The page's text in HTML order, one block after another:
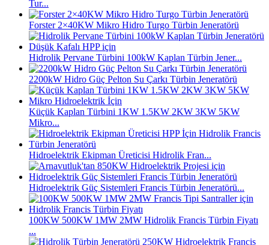
Tur...
Forster 2×40KW Mikro Hidro Turgo Türbin Jeneratörü
Hidrolik Pervane Türbini 100kW Kaplan Türbin Jener...
2200kW Hidro Güç Pelton Su Çarkı Türbin Jeneratörü
Küçük Kaplan Türbini 1KW 1.5KW 2KW 3KW 5KW
Mikro...
Hidroelektrik Ekipman Üreticisi Hidrolik Fran...
Hidroelektrik Güç Sistemleri Francis Türbin Jeneratörü...
100KW 500KW 1MW 2MW Hidrolik Francis Türbin Fiyatı
...